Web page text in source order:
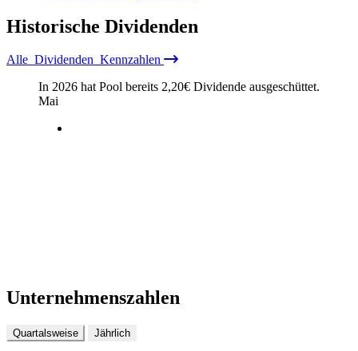
Historische Dividenden
Alle Dividenden Kennzahlen
In 2026 hat Pool bereits 2,20€ Dividende ausgeschüttet.
Mai
Unternehmenszahlen
Quartalsweise Jährlich